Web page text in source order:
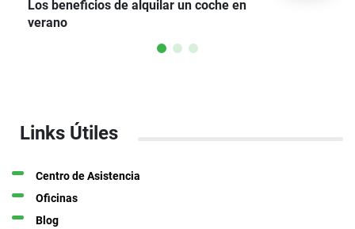
Los beneficios de alquilar un coche en
verano
Links Útiles
Centro de Asistencia
Oficinas
Blog